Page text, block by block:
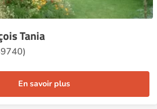
Tania
En savoir plus